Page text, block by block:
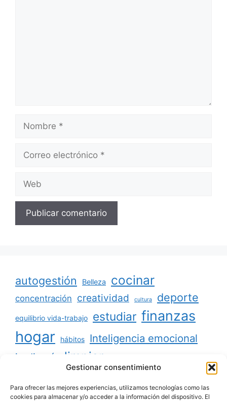
Gestionar consentimiento
Para ofrecer las mejores experiencias, utilizamos tecnologías como las
cookies para almacenar y/o acceder a la información del dispositivo. El
Nombre
Correo
Web
autogestión Belleza cocinar
concentración creatividad cultura deporte
equilibrio vida-trabajo estudiar finanzas
hogar hábitos Inteligencia emocional
jardinería limpiar
minimalismo niños
ordenar organizar productividad